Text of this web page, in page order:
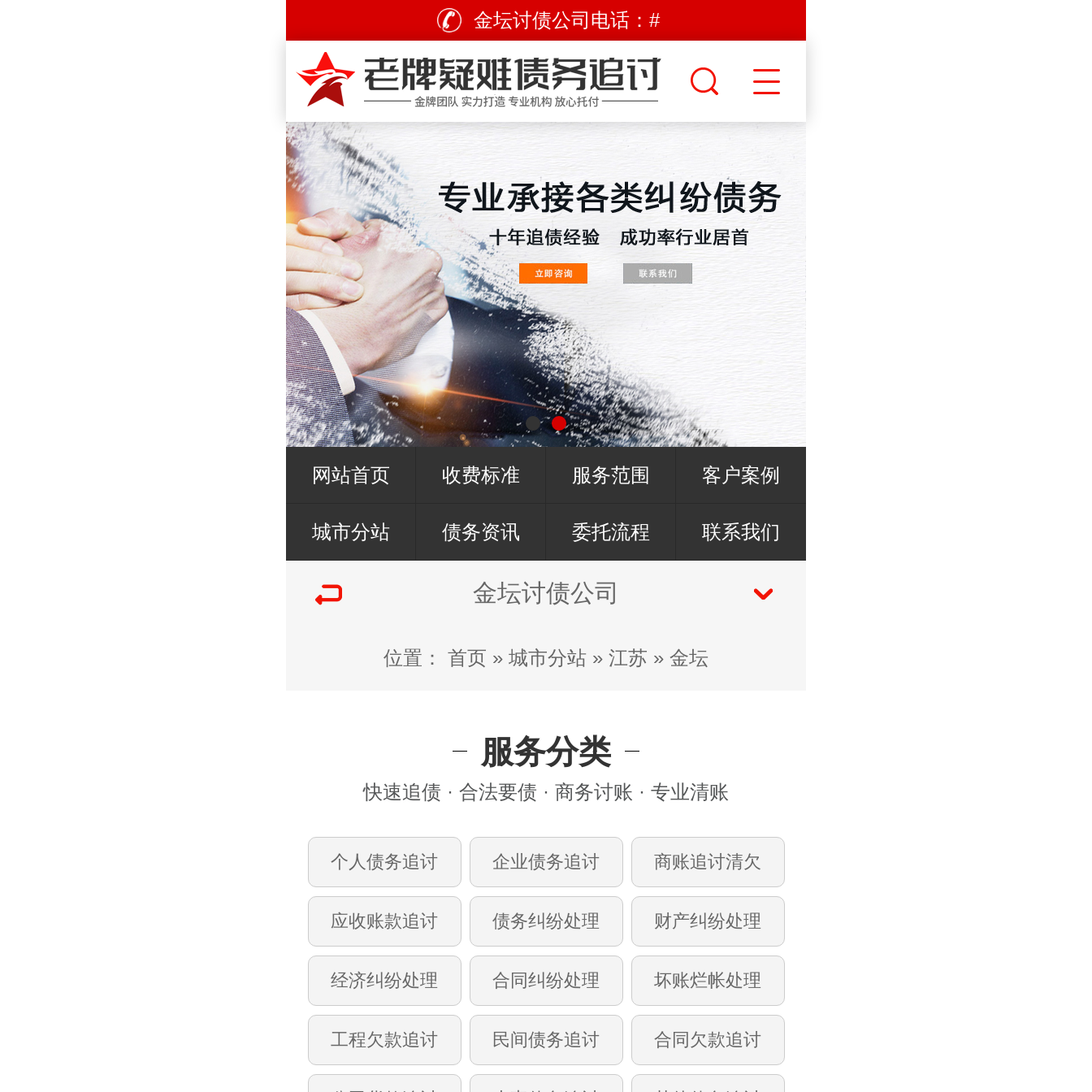
金坛讨债公司电话： #
网站首页 收费标准 服务范围 客户案例
城市分站 债务资讯 委托流程 联系我们
金坛讨债公司
位置： 首页 » 城市分站 » 江苏 » 金坛
服务分类
快速追债 · 合法要债 · 商务讨账 · 专业清账
个人债务追讨 企业债务追讨 商账追讨清欠
应收账款追讨 债务纠纷处理 财产纠纷处理
经济纠纷处理 合同纠纷处理 坏账烂帐处理
工程欠款追讨 民间债务追讨 合同欠款追讨